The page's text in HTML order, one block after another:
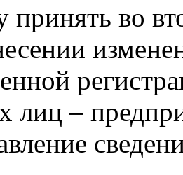
принять во
лиц –